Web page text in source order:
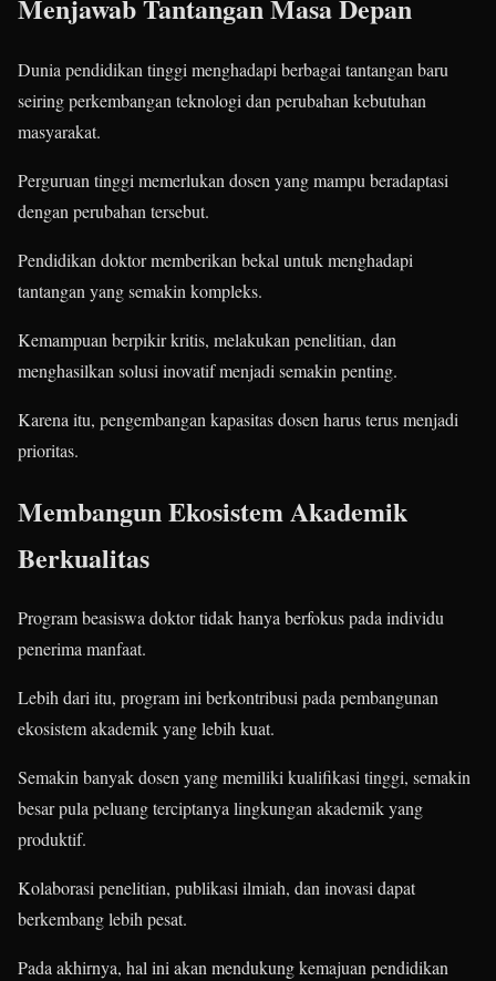
Menjawab Tantangan Masa Depan
Dunia pendidikan tinggi menghadapi berbagai tantangan baru
seiring perkembangan teknologi dan perubahan kebutuhan
masyarakat.
Perguruan tinggi memerlukan dosen yang mampu beradaptasi
dengan perubahan tersebut.
Pendidikan doktor memberikan bekal untuk menghadapi
tantangan yang semakin kompleks.
Kemampuan berpikir kritis, melakukan penelitian, dan
menghasilkan solusi inovatif menjadi semakin penting.
Karena itu, pengembangan kapasitas dosen harus terus menjadi
prioritas.
Membangun Ekosistem Akademik
Berkualitas
Program beasiswa doktor tidak hanya berfokus pada individu
penerima manfaat.
Lebih dari itu, program ini berkontribusi pada pembangunan
ekosistem akademik yang lebih kuat.
Semakin banyak dosen yang memiliki kualifikasi tinggi, semakin
besar pula peluang terciptanya lingkungan akademik yang
produktif.
Kolaborasi penelitian, publikasi ilmiah, dan inovasi dapat
berkembang lebih pesat.
Pada akhirnya, hal ini akan mendukung kemajuan pendidikan